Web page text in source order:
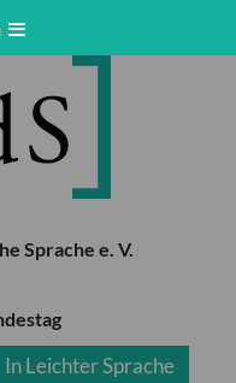
Sprache e. V.
In Leichter Sprache